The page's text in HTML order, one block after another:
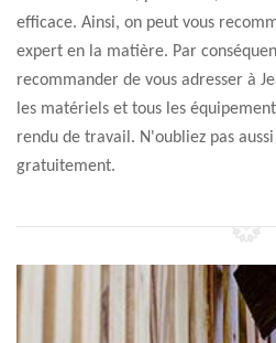
efficace. Ainsi, on peut vous
expert en la matière. Par
recommander de vous adresser à
les matériels et tous les
rendu de travail. N'oubliez pas
gratuitement.